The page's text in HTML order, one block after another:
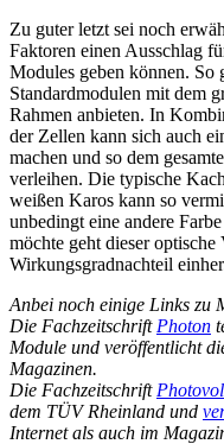
Zu guter letzt sei noch
Faktoren einen Ausschlag
Modules geben können. So
Standardmodulen mit dem
Rahmen anbieten. In
der Zellen kann sich auch
machen und so dem
verleihen. Die typische
weißen Karos kann so
unbedingt eine andere
möchte geht dieser
Wirkungsgradnachteil
Anbei noch einige Links zu
Die Fachzeitschrift Photon
Module und veröffentlicht
Magazinen.
Die Fachzeitschrift
dem TÜV Rheinland und
Internet als auch im